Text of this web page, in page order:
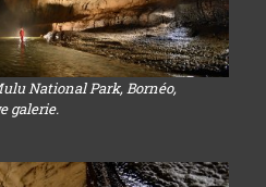
National Park, Bornéo,
galerie.